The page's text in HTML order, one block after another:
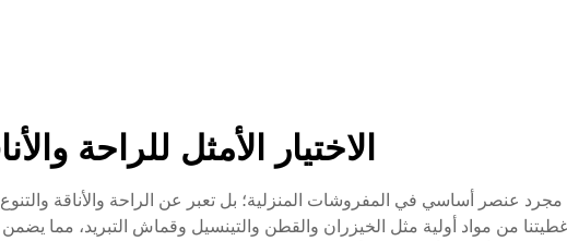
الاختيار الأمثل للراحة
مجرد عنصر أساسي في المفروشات المنزلية؛ بل تعبر عن الراحة والأناقة
من مواد أولية مثل الخيزران والقطن والتينسيل وقماش التبريد، مما